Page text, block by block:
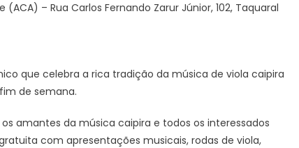
– Rua Carlos Fernando Zarur Júnior, 102, Taquaral
que celebra a rica tradição da música de viola caipira
de semana.
amantes da música caipira e todos os interessados
com apresentações musicais, rodas de viola,